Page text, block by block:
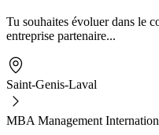
Tu souhaites évoluer dans le
entreprise partenaire...
Saint-Genis-Laval
MBA Management